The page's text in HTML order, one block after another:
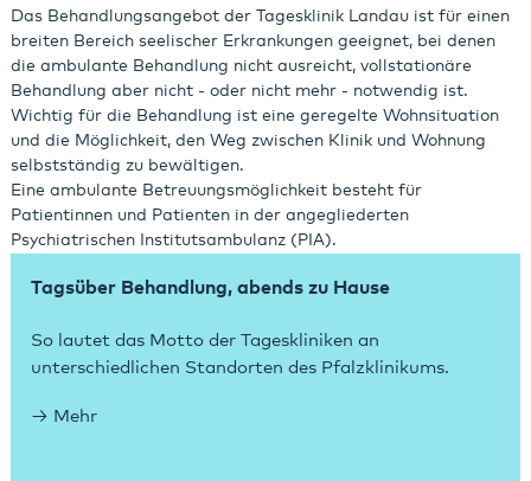
Das Behandlungsangebot der Tagesklinik Landau ist für einen
breiten Bereich seelischer Erkrankungen geeignet, bei denen
die ambulante Behandlung nicht ausreicht, vollstationäre
Behandlung aber nicht - oder nicht mehr - notwendig ist.
Wichtig für die Behandlung ist eine geregelte Wohnsituation
und die Möglichkeit, den Weg zwischen Klinik und Wohnung
selbstständig zu bewältigen.
Eine ambulante Betreuungsmöglichkeit besteht für
Patientinnen und Patienten in der angegliederten
Psychiatrischen Institutsambulanz (PIA).
Tagsüber Behandlung, abends zu Hause
So lautet das Motto der Tageskliniken an
unterschiedlichen Standorten des Pfalzklinikums.
Mehr